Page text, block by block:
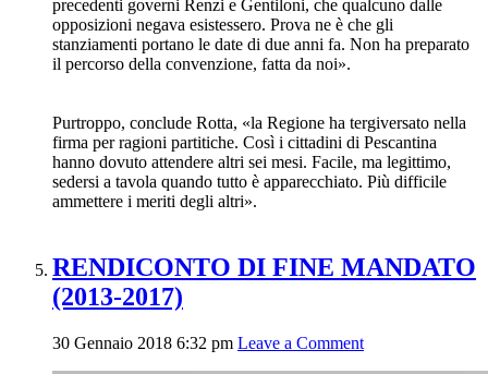
precedenti governi Renzi e Gentiloni, che qualcuno dalle
opposizioni negava esistessero. Prova ne è che gli
stanziamenti portano le date di due anni fa. Non ha preparato
il percorso della convenzione, fatta da noi».
Purtroppo, conclude Rotta, «la Regione ha tergiversato nella
firma per ragioni partitiche. Così i cittadini di Pescantina
hanno dovuto attendere altri sei mesi. Facile, ma legittimo,
sedersi a tavola quando tutto è apparecchiato. Più difficile
ammettere i meriti degli altri».
RENDICONTO DI FINE MANDATO
(2013-2017)
30 Gennaio 2018 6:32 pm Leave a Comment